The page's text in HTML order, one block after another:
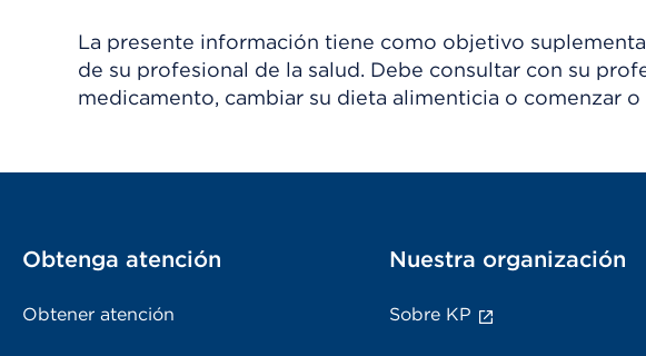
La presente información tiene como objetivo
de su profesional de la salud. Debe consultar con su
medicamento, cambiar su dieta alimenticia o comenzar
Obtenga atención
Obtener atención
Nuestra organización
Sobre KP